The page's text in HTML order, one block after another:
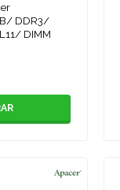
DDR3/
DIMM